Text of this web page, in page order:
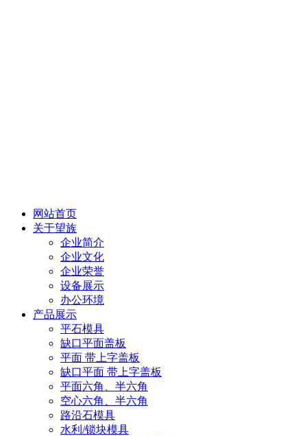
网站首页
关于望族
企业简介
企业文化
企业荣誉
设备展示
办公环境
产品展示
平石模具
缺口平面盖板
平面 带上字盖板
缺口平面 带上字盖板
平面六角、半六角
空心六角、半六角
路沿石模具
水利/锁块模具